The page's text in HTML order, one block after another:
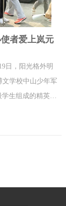
者爱上岚元
日，阳光格外明
学校中山少年军
生组成的精英团